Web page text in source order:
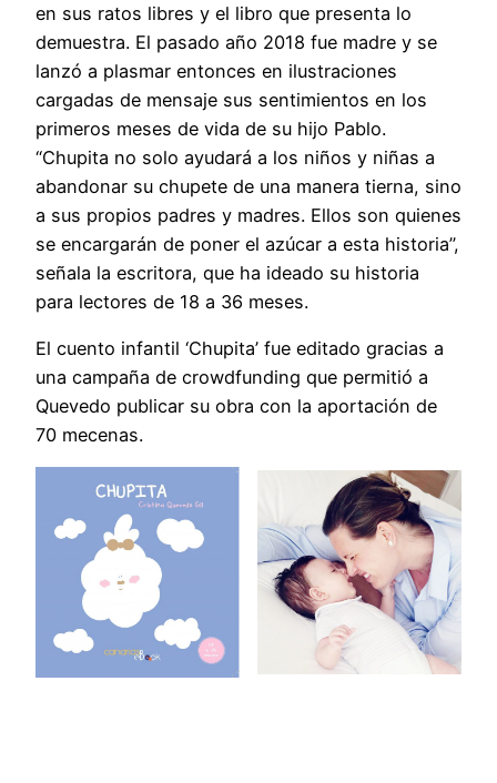
en sus ratos libres y el libro que presenta lo
demuestra. El pasado año 2018 fue madre y se
lanzó a plasmar entonces en ilustraciones
cargadas de mensaje sus sentimientos en los
primeros meses de vida de su hijo Pablo.
“Chupita no solo ayudará a los niños y niñas a
abandonar su chupete de una manera tierna, sino
a sus propios padres y madres. Ellos son quienes
se encargarán de poner el azúcar a esta historia”,
señala la escritora, que ha ideado su historia
para lectores de 18 a 36 meses.
El cuento infantil ‘Chupita’ fue editado gracias a
una campaña de crowdfunding que permitió a
Quevedo publicar su obra con la aportación de
70 mecenas.